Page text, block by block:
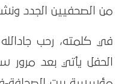
من الصحفيين الجدد
في كلمته، رحب
الحفل يأتي بعد